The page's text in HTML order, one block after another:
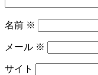
名前 ※
メール ※
サイト